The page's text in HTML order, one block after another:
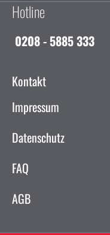
Hotline
0208 - 5885 333
Kontakt
Impressum
Datenschutz
FAQ
AGB